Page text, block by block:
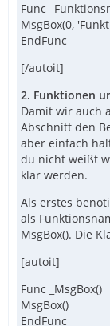
Func
MsgBox(0,
EndFunc
[/autoit]
2. Funktionen
Damit wir auch
Abschnitt den
aber einfach
du nicht weißt
klar werden.
Als erstes
als
MsgBox(). Die
[autoit]
Func _MsgBox()
MsgBox()
EndFunc